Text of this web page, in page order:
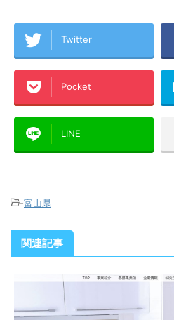
Twitter
Pocket
LINE
-富山県
関連記事